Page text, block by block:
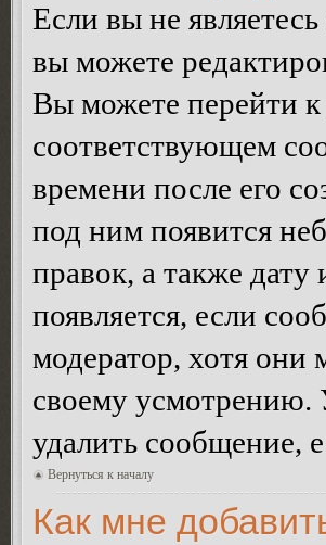
Если вы не
вы можете
Вы можете перейти
соответствующем
времени после его
под ним появится
правок, а также
появляется, если
модератор, хотя они
своему усмотрению.
удалить сообщение,
Вернуться к началу
Как мне